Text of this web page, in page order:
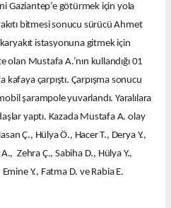
Gaziantep’e götürmek için yola
bitmesi sonucu sürücü Ahmet
istasyonuna gitmek için
olan Mustafa A.’nın kullandığı 01
çarpıştı. Çarpışma sonucu
şarampole yuvarlandı. Yaralılara
yaptı. Kazada Mustafa A. olay
Ç., Hülya Ö., Hacer T., Derya Y.,
Zehra Ç., Sabiha D., Hülya Y.,
Y., Fatma D. ve Rabia E.